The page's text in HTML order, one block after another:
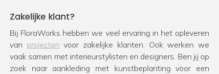
Zakelijke klant?
Bij FloraWorks hebben we veel ervaring in het opleveren
van projecten voor zakelijke klanten. Ook werken we
vaak samen met interieurstylisten en designers. Ben jij op
zoek naar aankleding met kunstbeplanting voor een